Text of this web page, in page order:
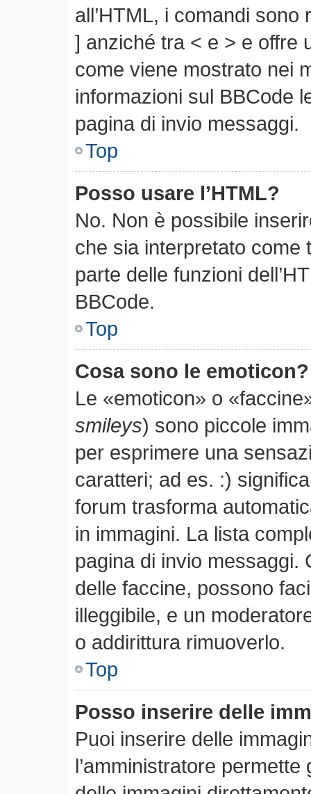
all’HTML, i comandi
] anziché tra < e > e offre
come viene mostrato nei
informazioni sul BBCode
pagina di invio messaggi.
Top
Posso usare l’HTML?
No. Non è possibile
che sia interpretato come
parte delle funzioni
BBCode.
Top
Cosa sono le emoticon?
Le «emoticon» o
smileys) sono piccole
per esprimere una
caratteri; ad es. :)
forum trasforma
in immagini. La lista
pagina di invio messaggi.
delle faccine, possono
illeggibile, e un
o addirittura rimuoverlo.
Top
Posso inserire delle
Puoi inserire delle
l’amministratore